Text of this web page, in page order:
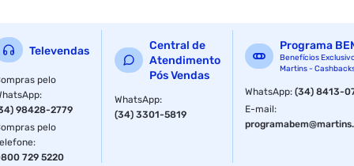
Televendas
pelo
:
98428-2779
pelo
:
729 5220
Central de
Atendimento
Pós Vendas
WhatsApp:
(34) 3301-5819
Programa
Benefícios
Martins -
WhatsApp:(34) 8413-
E-mail: